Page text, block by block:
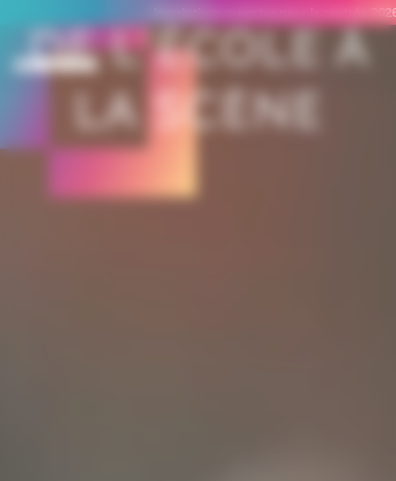
→ Inscriptions ouvertes pour la rentrée
De l'école à
la scène
Panneau de gestion des cookies